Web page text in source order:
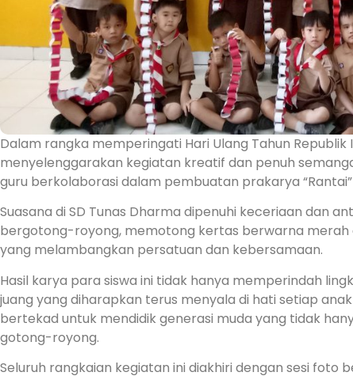
Dalam rangka memperingati Hari Ulang Tahun Republik
menyelenggarakan kegiatan kreatif dan penuh
guru berkolaborasi dalam pembuatan prakarya
Suasana di SD Tunas Dharma dipenuhi keceriaan dan
bergotong-royong, memotong kertas berwarna merah
yang melambangkan persatuan dan kebersamaan.
Hasil karya para siswa ini tidak hanya memperindah
juang yang diharapkan terus menyala di hati setiap
bertekad untuk mendidik generasi muda yang tidak
gotong-royong.
Seluruh rangkaian kegiatan ini diakhiri dengan sesi foto